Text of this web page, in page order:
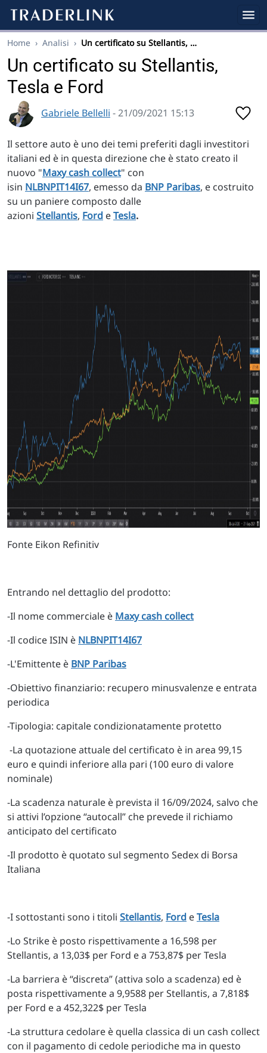
Home › Analisi › Un certificato su Stellantis, …
Un certificato su Stellantis,
Tesla e Ford
Gabriele Bellelli - 21/09/2021 15:13
Il settore auto è uno dei temi preferiti dagli investitori
italiani ed è in questa direzione che è stato creato il
nuovo "Maxy cash collect" con
isin NLBNPIT14I67, emesso da BNP Paribas, e costruito
su un paniere composto dalle
azioni Stellantis, Ford eTesla.
Fonte Eikon Refinitiv
Entrando nel dettaglio del prodotto:
-Il nome commerciale è Maxy cash collect
-Il codice ISIN è NLBNPIT14I67
-L'Emittente è BNP Paribas
-Obiettivo finanziario: recupero minusvalenze e entrata
periodica
-Tipologia: capitale condizionatamente protetto
-La quotazione attuale del certificato è in area 99,15
euro e quindi inferiore alla pari (100 euro di valore
nominale)
-La scadenza naturale è prevista il 16/09/2024, salvo che
si attivi l’opzione “autocall” che prevede il richiamo
anticipato del certificato
-Il prodotto è quotato sul segmento Sedex di Borsa
Italiana
-I sottostanti sono i titoli Stellantis, Ford eTesla
-Lo Strike è posto rispettivamente a 16,598 per
Stellantis, a 13,03$ per Ford e a 753,87$ per Tesla
-La barriera è “discreta” (attiva solo a scadenza) ed è
posta rispettivamente a 9,9588 per Stellantis, a 7,818$
per Ford e a 452,322$ per Tesla
-La struttura cedolare è quella classica di un cash collect
con il pagamento di cedole periodiche ma in questo